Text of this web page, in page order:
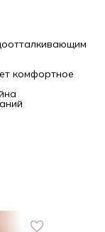
комфортное